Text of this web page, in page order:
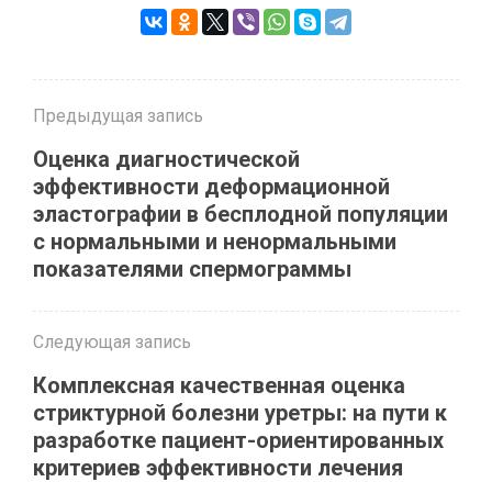
Предыдущая запись
Оценка диагностической
эффективности деформационной
эластографии в бесплодной популяции
с нормальными и ненормальными
показателями спермограммы
Следующая запись
Комплексная качественная оценка
стриктурной болезни уретры: на пути к
разработке пациент-ориентированных
критериев эффективности лечения